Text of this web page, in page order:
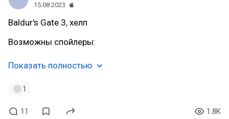
15.08.2023
Baldur's Gate 3, хелп
Возможны спойлеры:
Показать полностью
1
11 1.8K